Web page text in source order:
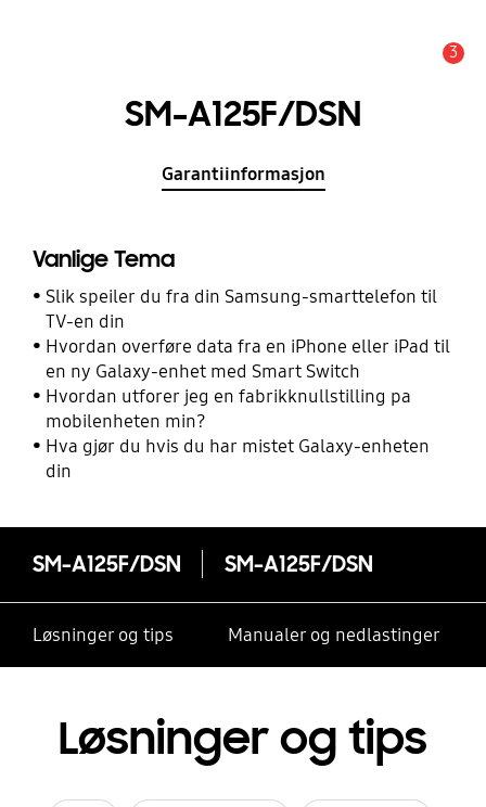
3
SM-A125F/DSN
Garantiinformasjon
Vanlige Tema
Slik speiler du fra din Samsung-smarttelefon til
TV-en din
Hvordan overføre data fra en iPhone eller iPad til
en ny Galaxy-enhet med Smart Switch
Hvordan utforer jeg en fabrikknullstilling pa
mobilenheten min?
Hva gjør du hvis du har mistet Galaxy-enheten
din
SM-A125F/DSN SM-A125F/DSN
Løsninger og tips Manualer og nedlastinger
Løsninger og tips